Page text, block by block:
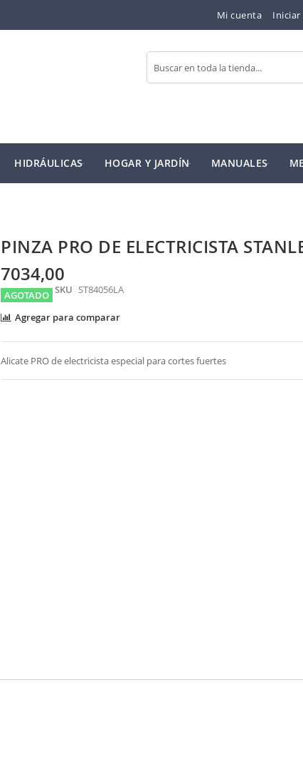
Mi cuenta Iniciar
Buscar
HIDRÁULICAS HOGAR Y JARDÍN MANUALES
PINZA PRO DE ELECTRICISTA
7034,00
AGOTADO SKU ST84056LA
Agregar para comparar
Alicate PRO de electricista especial para cortes fuertes